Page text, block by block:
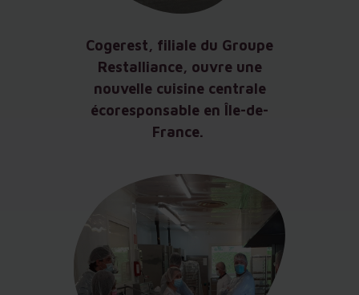
Cogerest, filiale du Groupe
Restalliance, ouvre une
nouvelle cuisine centrale
écoresponsable en Île-de-
France.